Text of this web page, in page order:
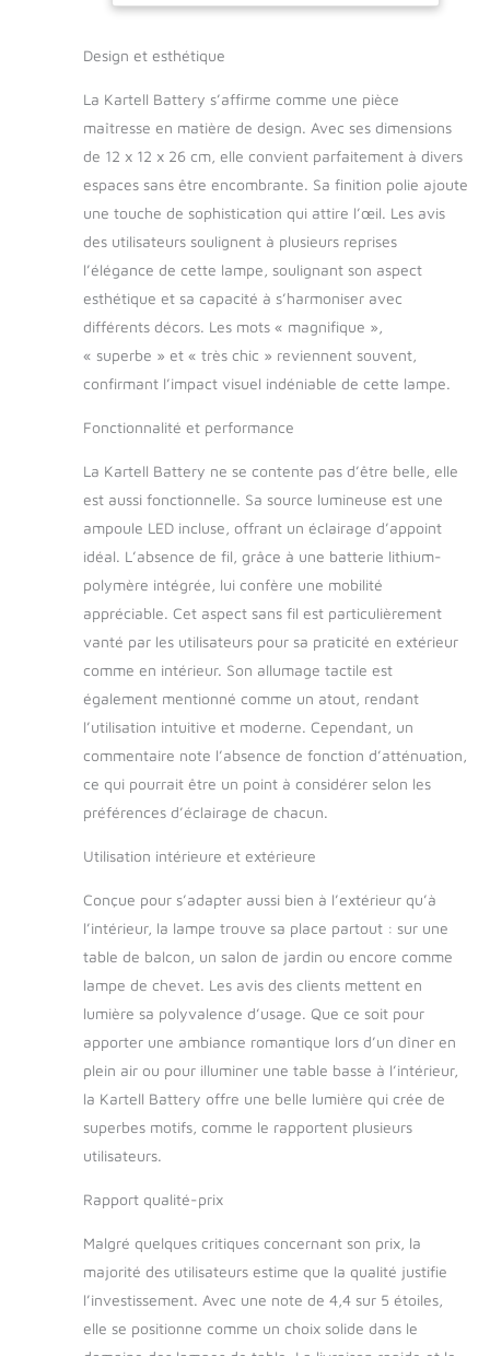
avec au moins 5
heures de charge
Matière structure :
Thermoplastique
Transparent,
Technopolymère
Design et esthétique
La Kartell Battery s’affirme comme une pièce
maîtresse en matière de design. Avec ses dimensions
de 12 x 12 x 26 cm, elle convient parfaitement à divers
espaces sans être encombrante. Sa finition polie ajoute
une touche de sophistication qui attire l’œil. Les avis
des utilisateurs soulignent à plusieurs reprises
l’élégance de cette lampe, soulignant son aspect
esthétique et sa capacité à s’harmoniser avec
différents décors. Les mots « magnifique »,
« superbe » et « très chic » reviennent souvent,
confirmant l’impact visuel indéniable de cette lampe.
Fonctionnalité et performance
La Kartell Battery ne se contente pas d’être belle, elle
est aussi fonctionnelle. Sa source lumineuse est une
ampoule LED incluse, offrant un éclairage d’appoint
idéal. L’absence de fil, grâce à une batterie lithium-
polymère intégrée, lui confère une mobilité
appréciable. Cet aspect sans fil est particulièrement
vanté par les utilisateurs pour sa praticité en extérieur
comme en intérieur. Son allumage tactile est
également mentionné comme un atout, rendant
l’utilisation intuitive et moderne. Cependant, un
commentaire note l’absence de fonction d’atténuation,
ce qui pourrait être un point à considérer selon les
préférences d’éclairage de chacun.
Utilisation intérieure et extérieure
Conçue pour s’adapter aussi bien à l’extérieur qu’à
l’intérieur, la lampe trouve sa place partout : sur une
table de balcon, un salon de jardin ou encore comme
lampe de chevet. Les avis des clients mettent en
lumière sa polyvalence d’usage. Que ce soit pour
apporter une ambiance romantique lors d’un dîner en
plein air ou pour illuminer une table basse à l’intérieur,
la Kartell Battery offre une belle lumière qui crée de
superbes motifs, comme le rapportent plusieurs
utilisateurs.
Rapport qualité-prix
Malgré quelques critiques concernant son prix, la
majorité des utilisateurs estime que la qualité justifie
l’investissement. Avec une note de 4,4 sur 5 étoiles,
elle se positionne comme un choix solide dans le